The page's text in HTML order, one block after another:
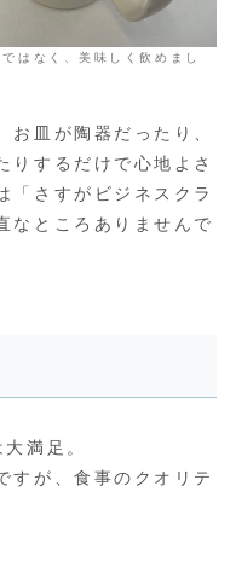
はなく、美味しく飲めまし
お皿が陶器だったり、
りするだけで心地よさ
「さすがビジネスクラ
なところありませんで
満足。
すが、食事のクオリテ